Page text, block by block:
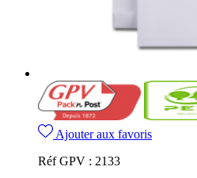
Ajouter aux favoris
Réf GPV : 2133